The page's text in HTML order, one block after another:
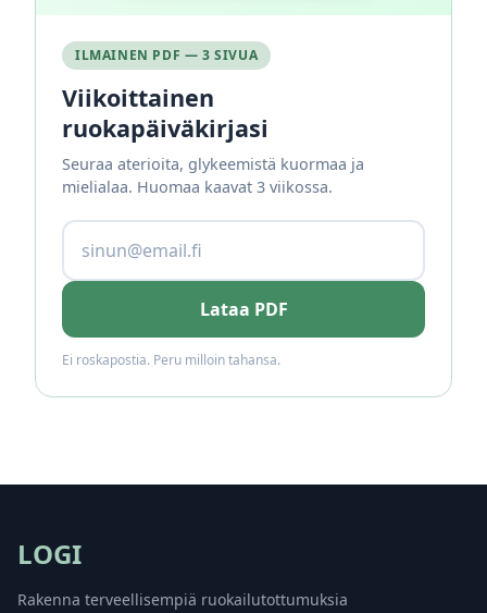
ILMAINEN PDF — 3 SIVUA
Viikoittainen
ruokapäiväkirjasi
Seuraa aterioita, glykeemistä kuormaa ja
mielialaa. Huomaa kaavat 3 viikossa.
Lataa PDF
Ei roskapostia. Peru milloin tahansa.
LOGI
Rakenna terveellisempiä ruokailutottumuksia